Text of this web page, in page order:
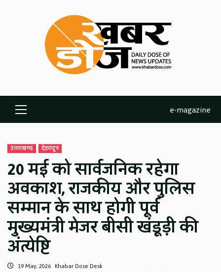
Primary
Menu
e-magazine
उत्तराखण्ड देहरादून
20 मई को सार्वजनिक रहेगा
अवकाश, राजकीय और पुलिस
सम्मान के साथ होगी पूर्व
मुख्यमंत्री मेजर बीसी खंडूड़ी की
अंत्येष्टि
19 May, 2026 Khabar Dose Desk